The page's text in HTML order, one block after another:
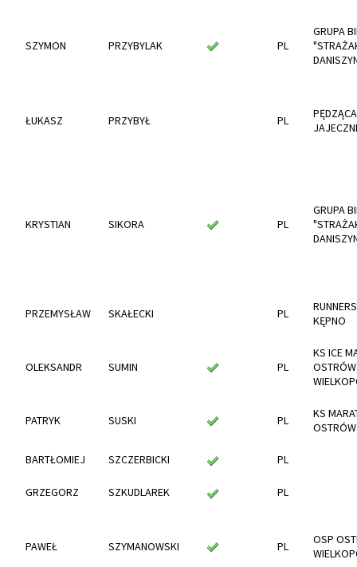
SZYMON PRZYBYLAK PL
GRUPA
ŁUKASZ PRZYBYŁ PL
PĘDZĄCA
KRYSTIAN SIKORA PL
GRUPA
PRZEMYSŁAW SKAŁECKI PL
KĘPNO
OLEKSANDR SUMIN PL
KS ICE
OSTRÓW
PATRYK SUSKI PL
KS
BARTŁOMIEJ SZCZERBICKI PL
GRZEGORZ SZKUDLAREK PL
PAWEŁ SZYMANOWSKI PL
OSP